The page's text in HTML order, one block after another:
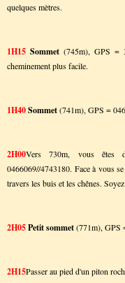
quelques mètres.
1H15 Sommet (745m), GPS =
cheminement plus facile.
1H40Sommet(741m), GPS =
2H00Vers 730m, vous êtes
0466069//4743180. Face à vous
travers les buis et les chênes.
2H05Petit sommet(771m), GPS
2H15Passer au pied d'un piton